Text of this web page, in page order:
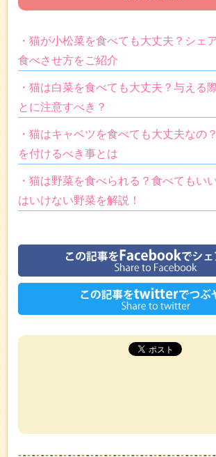
・猫が小松菜を食べても大丈夫？シェ
食べさせ方をご紹介
・猫は白菜を食べても大丈夫？与える
とに注意すべき？
・猫はキャベツを食べても大丈夫なの
を付けるべき事とは
・猫は野菜を食べられる？食べてもい
はいけない野菜を解説！